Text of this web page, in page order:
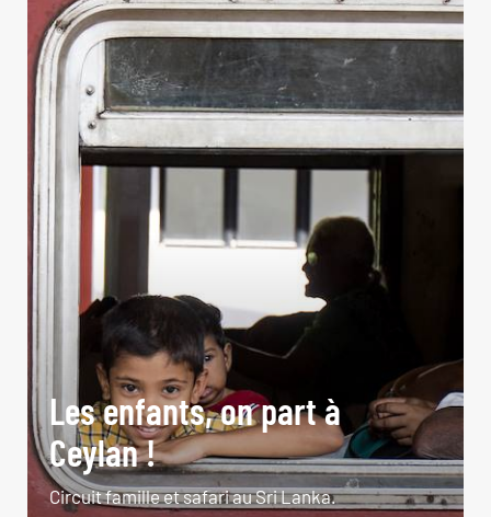
Les enfants, on part à
Ceylan !
Circuit famille et safari au Sri Lanka.